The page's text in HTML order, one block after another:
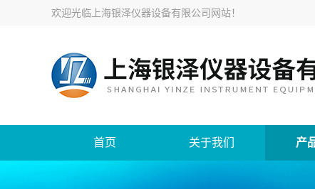
欢迎光临 上海银泽仪器设备有限公司网站！
首页 关于我们 产